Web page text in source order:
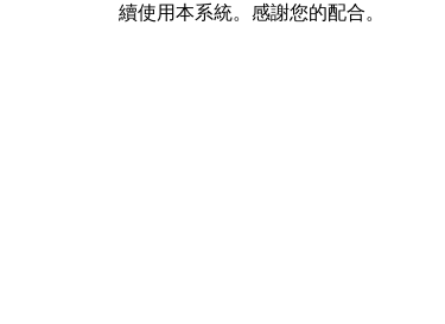
續使用本系統。感謝您的配合。